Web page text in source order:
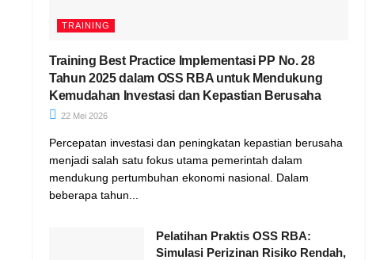
TRAINING
Training Best Practice Implementasi PP No. 28
Tahun 2025 dalam OSS RBA untuk Mendukung
Kemudahan Investasi dan Kepastian Berusaha
22 Mei 2026
Percepatan investasi dan peningkatan kepastian berusaha
menjadi salah satu fokus utama pemerintah dalam
mendukung pertumbuhan ekonomi nasional. Dalam
beberapa tahun...
Pelatihan Praktis OSS RBA:
Simulasi Perizinan Risiko Rendah,